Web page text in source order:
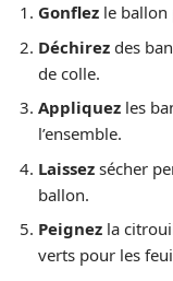
Gonflez le ballon
Déchirez des
de colle.
Appliquez les
l’ensemble.
Laissez sécher
ballon.
Peignez la
verts pour les